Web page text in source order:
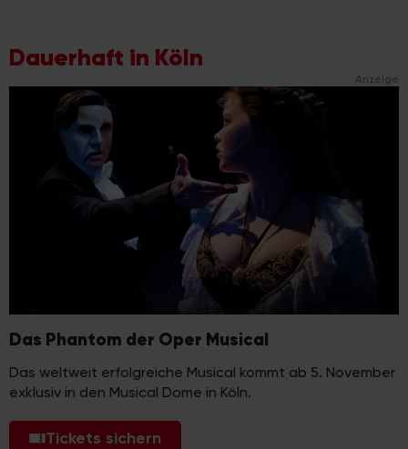
Dauerhaft in Köln
Anzeige
Das Phantom der Oper Musical
Das weltweit erfolgreiche Musical kommt ab 5. November
exklusiv in den Musical Dome in Köln.
Tickets sichern